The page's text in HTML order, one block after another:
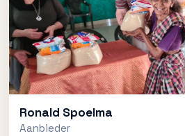
Ronald Spoelma
Aanbieder